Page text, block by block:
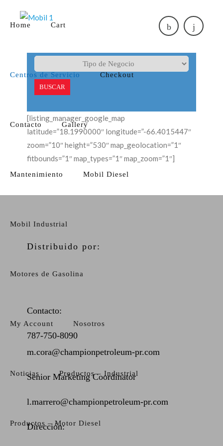
Home Cart
Centros de Servicio Checkout
Contacto Gallery
Mantenimiento Mobil Diesel
Mobil Industrial
Motores de Gasolina
My Account Nosotros
Noticias Productos – Industrial
Productos – Motor Diesel
BUSCAR
[listing_manager_google_map
latitude=”18.1990000″ longitude=”-66.4015447″
zoom=”10″ height=”530″ map_geolocation=”1″
fitbounds=”1″ map_types=”1″ map_zoom=”1″]
Distribuido por:
Contacto:
787-750-8090
m.cora@championpetroleum-pr.com
Senior Marketing Coordinator
l.marrero@championpetroleum-pr.com
Dirección: